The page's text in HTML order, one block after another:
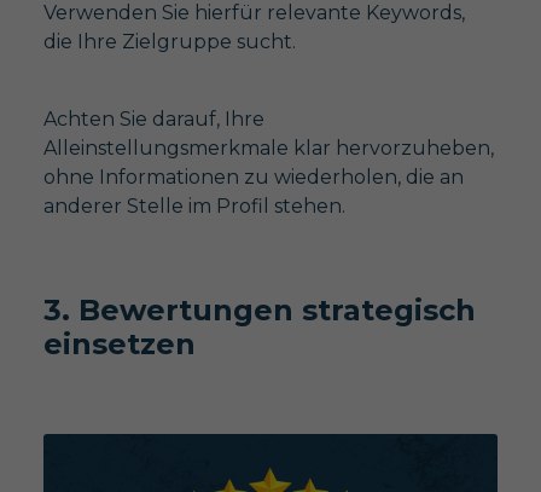
Verwenden Sie hierfür relevante Keywords,
die Ihre Zielgruppe sucht.
Achten Sie darauf, Ihre
Alleinstellungsmerkmale klar hervorzuheben,
ohne Informationen zu wiederholen, die an
anderer Stelle im Profil stehen.
3. Bewertungen strategisch
einsetzen